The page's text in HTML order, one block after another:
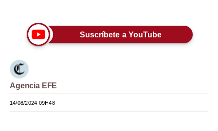
Viajes
Estilos
Mundo
EEUU
Suscríbete a YouTube
Agencia EFE
14/08/2024 09H48